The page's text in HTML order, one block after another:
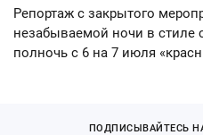
Репортаж с закрытого
незабываемой ночи в стиле
полночь с 6 на 7 июля
ПОДПИСЫВАЙТЕСЬ